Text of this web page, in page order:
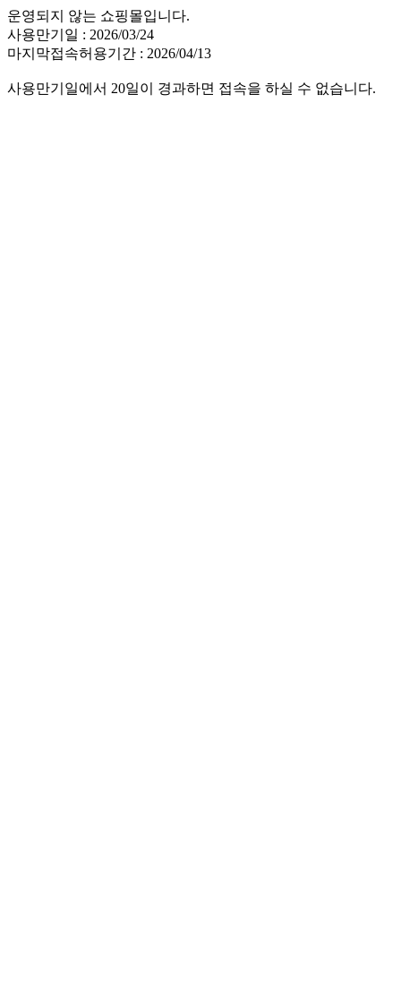
운영되지 않는 쇼핑몰입니다.
사용만기일 : 2026/03/24
마지막접속허용기간 : 2026/04/13
사용만기일에서 20일이 경과하면 접속을 하실 수 없습니다.